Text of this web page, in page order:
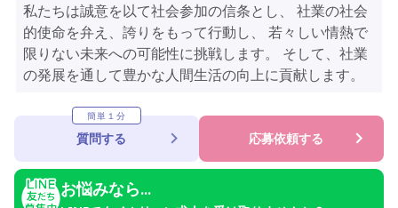
私たちは誠意を以て社会参加の信条とし、 社業の社会
的使命を弁え、誇りをもって行動し、 若々しい情熱で
限りない未来への可能性に挑戦します。 そして、社業
の発展を通して豊かな人間生活の向上に貢献します。
簡単１分
質問する 応募依頼する
お悩みなら...